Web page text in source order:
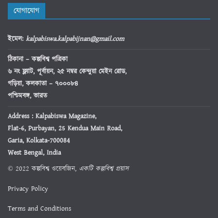
যোগাযোগ
ইমেল: kalpabiswa.kalpabijnan@gmail.com
ঠিকানা– কল্পবিশ্ব পত্রিকা
৬ নং ফ্ল্যাট, পূর্বায়ন, ২৫ নম্বর কেন্দুয়া মেইন রোড,
গড়িয়া, কলকাতা – ৭০০০৮৪
পশ্চিমবঙ্গ, ভারত
Address : Kalpabiswa Magazine,
Flat-6, Purbayan, 25 Kendua Main Road,
Garia, Kolkata-700084
West Bengal, India
© 2022 কল্পবিশ্ব ওয়েবজিন, একটি কল্পবিশ্ব প্রয়াস
Privacy Policy
Terms and Conditions